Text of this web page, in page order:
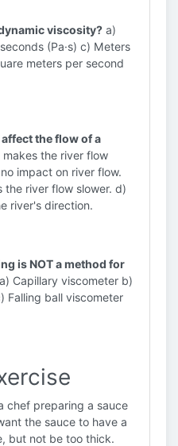
viscosity? a)
(Pa·s) c) Meters
meters per second
the flow of a
the river flow
impact on river flow.
the river flow slower. d)
river's direction.
is NOT a method for
a) Capillary viscometer b)
Falling ball viscometer
chef preparing a sauce
the sauce to have a
but not be too thick.